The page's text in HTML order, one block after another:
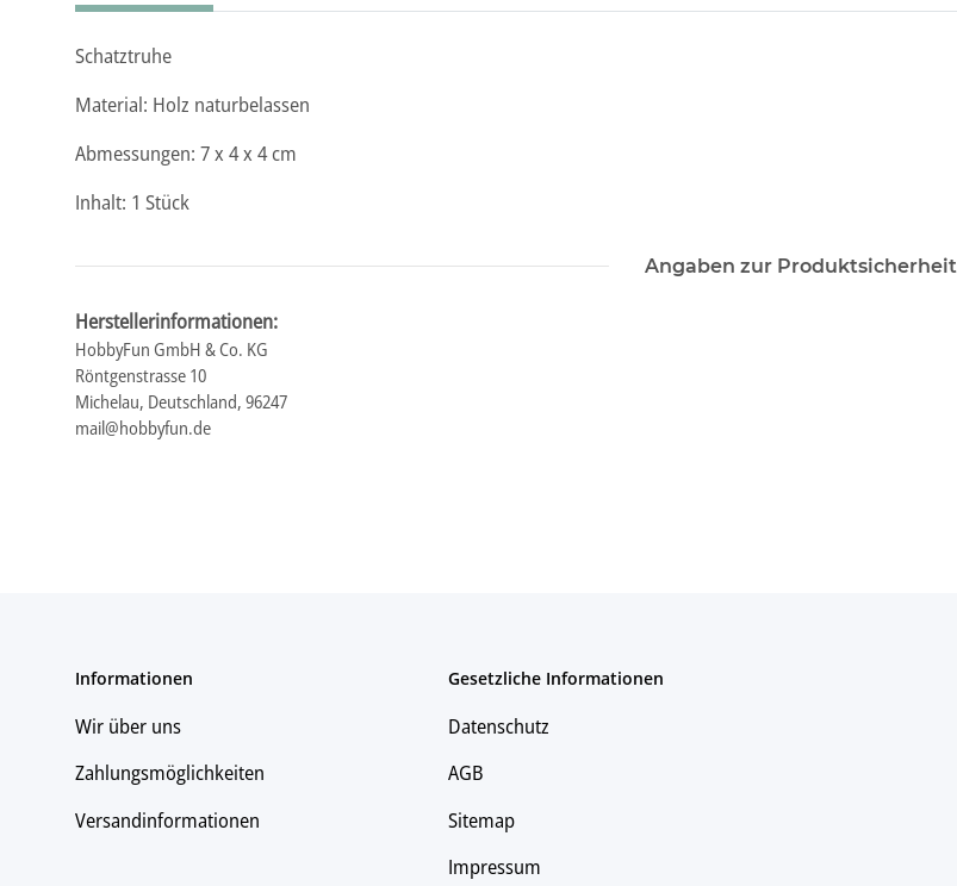
Schatztruhe
Material: Holz naturbelassen
Abmessungen: 7 x 4 x 4 cm
Inhalt: 1 Stück
Angaben zur Produktsicherheit
Herstellerinformationen:
HobbyFun GmbH & Co. KG
Röntgenstrasse 10
Michelau, Deutschland, 96247
mail@hobbyfun.de
Informationen
Wir über uns
Zahlungsmöglichkeiten
Versandinformationen
Gesetzliche Informationen
Datenschutz
AGB
Sitemap
Impressum